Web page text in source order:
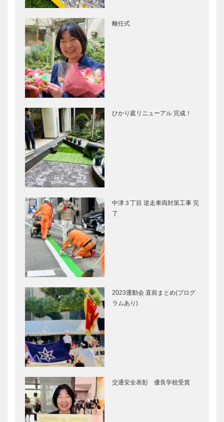
離任式
ひかり庭リニューアル 完成！
中津３丁目 逆走車両対策工事 完
了
2023運動会 直前まとめ(プログ
ラムあり)
交通安全表彰 優良学校受賞